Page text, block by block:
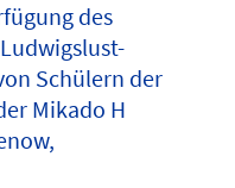
des
Schülern der
Mikado H